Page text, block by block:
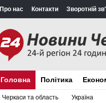
Про нас Контакти Зворотній
Головна
Черкаси та область Україна
Політика